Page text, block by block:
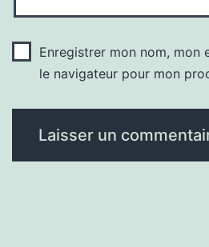
Enregistrer mon nom, mon
le navigateur pour mon